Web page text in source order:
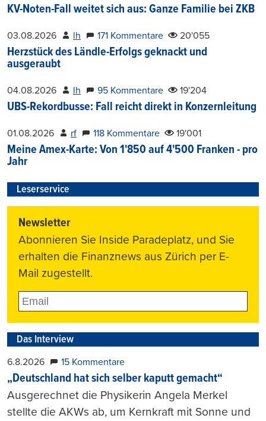
KV-Noten-Fall weitet sich aus: Ganze Familie bei ZKB
03.08.2026 lh 171 Kommentare 20'055
Herzstück des Ländle-Erfolgs geknackt und
ausgeraubt
04.08.2026 lh 95 Kommentare 19'204
UBS-Rekordbusse: Fall reicht direkt in Konzernleitung
01.08.2026 rf 118 Kommentare 19'001
Meine Amex-Karte: Von 1'850 auf 4'500 Franken - pro
Jahr
Leserservice
Newsletter
Abonnieren Sie Inside Paradeplatz, und Sie
erhalten die Finanznews aus Zürich per E-
Mail zugestellt.
Das Interview
6.8.2026 15 Kommentare
„Deutschland hat sich selber kaputt gemacht“
Ausgerechnet die Physikerin Angela Merkel
stellte die AKWs ab, um Kernkraft mit Sonne und